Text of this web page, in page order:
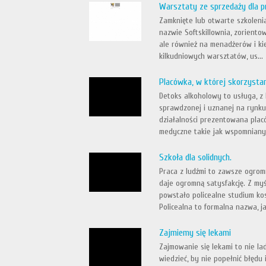
Warsztaty ze sprzedaży dla
Zamknięte lub otwarte
nazwie Softskillownia,
ale również na menadżerów i
kilkudniowych warsztatów, us...
Placówka, w której
Detoks alkoholowy to usługa,
sprawdzonej i uznanej na
działalności prezentowana
medyczne takie jak
Szkoła dla solidnych.
Praca z ludźmi to zawsze
daje ogromną satysfakcję. Z
powstało policealne studium
Policealna to formalna nazwa,
Zajmiemy się lekami
Zajmowanie się lekami to nie
wiedzieć, by nie popełnić